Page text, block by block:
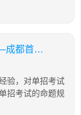
2026年四川单招生怎么选单招培训学校—成都首创锦榜单招培训
验，对单招考试
招考试的命题规